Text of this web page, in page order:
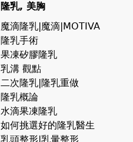
隆乳, 美胸
魔滴隆乳|魔滴|MOTIVA
隆乳手術
果凍矽膠隆乳
乳溝 觀點
二次隆乳|隆乳重做
隆乳概論
水滴果凍隆乳
如何挑選好的隆乳醫生
乳頭整形|乳暈整形